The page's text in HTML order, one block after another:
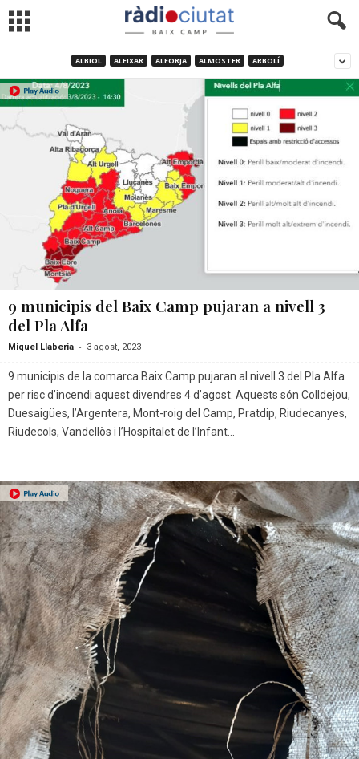
ALBIOL ALEIXAR ALFORJA ALMOSTER ARBOLÍ
9 municipis del Baix Camp pujaran a nivell 3
del Pla Alfa
Miquel Llaberia - 3 agost, 2023
9 municipis de la comarca Baix Camp pujaran al nivell 3 del Pla Alfa
per risc d’incendi aquest divendres 4 d’agost. Aquests són Colldejou,
Duesaigües, l’Argentera, Mont-roig del Camp, Pratdip, Riudecanyes,
Riudecols, Vandellòs i l’Hospitalet de l’Infant...